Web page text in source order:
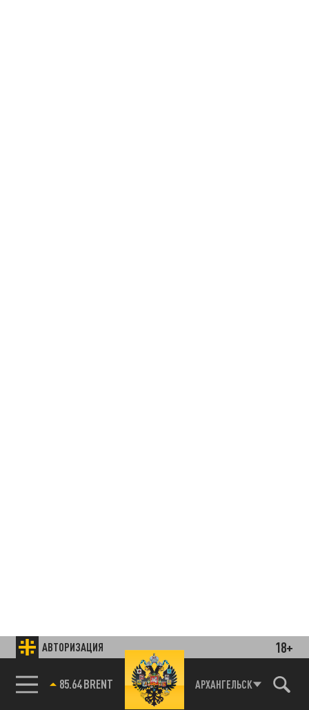
АВТОРИЗАЦИЯ 18+
85.64 BRENT АРХАНГЕЛЬСК